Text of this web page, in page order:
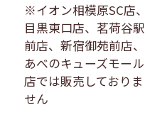
※イオン相模原SC店、
目黒東口店、茗荷谷駅
前店、新宿御苑前店、
あべのキューズモール
店では販売しておりま
せん